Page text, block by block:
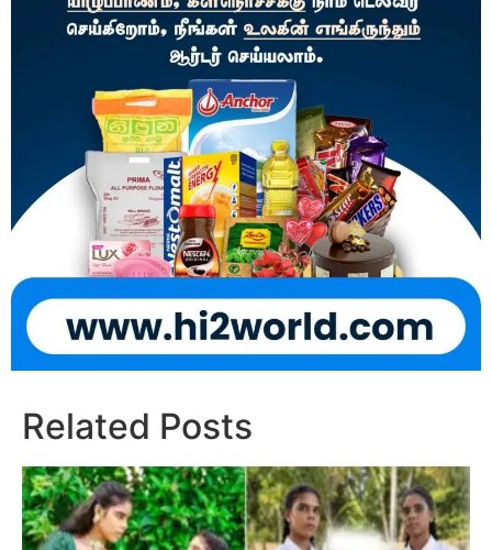
Related Posts